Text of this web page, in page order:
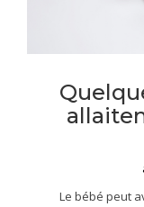
Le bébé peut